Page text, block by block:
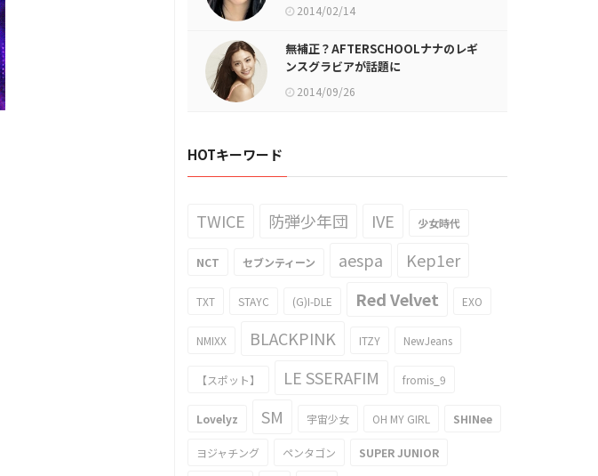
2014/02/14
無補正？AFTERSCHOOLナナのレギ
ンスグラビアが話題に
2014/09/26
HOTキーワード
TWICE 防弾少年団 IVE 少女時代
NCT セブンティーン aespa Kep1er
TXT STAYC (G)I-DLE Red Velvet EXO
NMIXX BLACKPINK ITZY NewJeans
【スポット】 LE SSERAFIM fromis_9
Lovelyz SM 宇宙少女 OH MY GIRL SHINee
ヨジャチング ペンタゴン SUPER JUNIOR